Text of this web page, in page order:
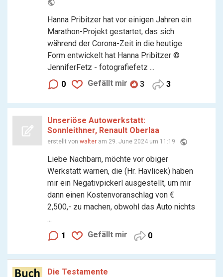
public
Hanna Pribitzer hat vor einigen Jahren ein
Marathon-Projekt gestartet, das sich
während der Corona-Zeit in die heutige
Form entwickelt hat Hanna Pribitzer ©
JenniferFetz - fotografiefetz ...
0
Gefällt mir 3 3
Unseriöse Autowerkstatt:
Sonnleithner, Renault Oberlaa
erstellt von walter am 29. June 2024 um 11:19 public
Liebe Nachbarn, möchte vor obiger
Werkstatt warnen, die (Hr. Havlicek) haben
mir ein Negativpickerl ausgestellt, um mir
dann einen Kostenvoranschlag von €
2,500,- zu machen, obwohl das Auto nichts
...
1
Gefällt mir 0
Die Testamente